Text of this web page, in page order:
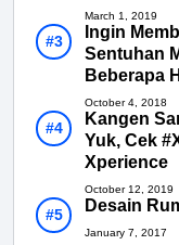
March 1, 2019
Ingin
Sentuhan
Beberapa
October 4, 2018
Kangen
Yuk, Cek
Xperience
October 12, 2019
Desain
January 7, 2017